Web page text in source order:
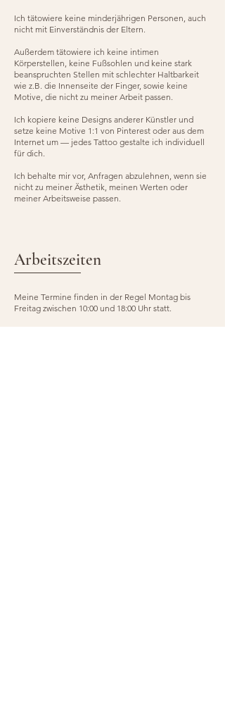
Ich tätowiere keine minderjährigen Personen, auch
nicht mit Einverständnis der Eltern.​
Außerdem tätowiere ich keine intimen
Körperstellen, keine Fußsohlen und keine stark
beanspruchten Stellen mit schlechter Haltbarkeit
wie z.B. die Innenseite der Finger, sowie keine
Motive, die nicht zu meiner Arbeit passen.
Ich kopiere keine Designs anderer Künstler und
setze keine Motive 1:1 von Pinterest oder aus dem
Internet um — jedes Tattoo gestalte ich individuell
für dich.
Ich behalte mir vor, Anfragen abzulehnen, wenn sie
nicht zu meiner Ästhetik, meinen Werten oder
meiner Arbeitsweise passen.
Arbeitszeiten
Meine Termine finden in der Regel Montag bis
Freitag zwischen 10:00 und 18:00 Uhr statt.​